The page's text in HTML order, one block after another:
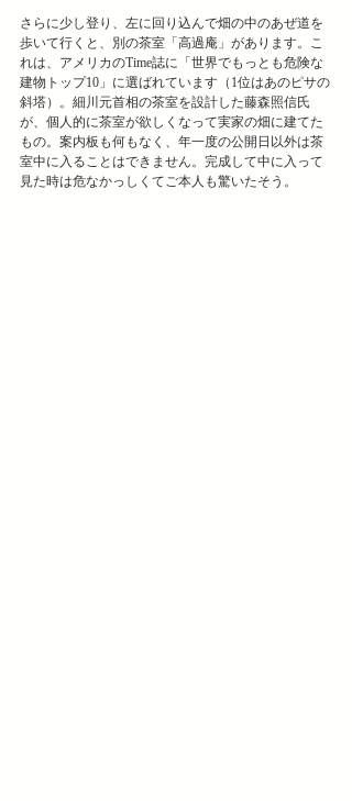
さらに少し登り、左に回り込んで畑の中のあぜ道を
歩いて行くと、別の茶室「高過庵」があります。こ
れは、アメリカのTime誌に「世界でもっとも危険な
建物トップ10」に選ばれています（1位はあのピサの
斜塔）。細川元首相の茶室を設計した藤森照信氏
が、個人的に茶室が欲しくなって実家の畑に建てた
もの。案内板も何もなく、年一度の公開日以外は茶
室中に入ることはできません。完成して中に入って
見た時は危なかっしくてご本人も驚いたそう。